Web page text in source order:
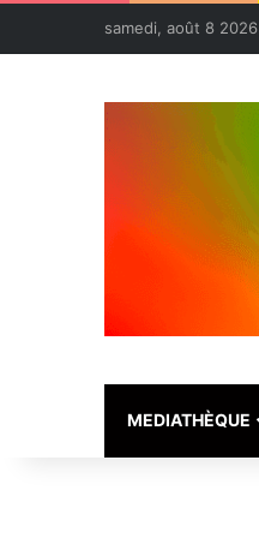
samedi, août 8 2026
MEDIATHÈQUE